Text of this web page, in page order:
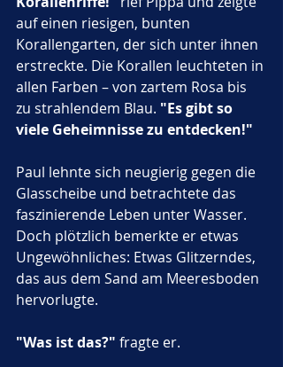
auf einen riesigen, bunten
Korallengarten, der sich unter ihnen
erstreckte. Die Korallen leuchteten in
allen Farben – von zartem Rosa bis
zu strahlendem Blau. "Es gibt so
viele Geheimnisse zu entdecken!"
Paul lehnte sich neugierig gegen die
Glasscheibe und betrachtete das
faszinierende Leben unter Wasser.
Doch plötzlich bemerkte er etwas
Ungewöhnliches: Etwas Glitzerndes,
das aus dem Sand am Meeresboden
hervorlugte.
"Was ist das?" fragte er.